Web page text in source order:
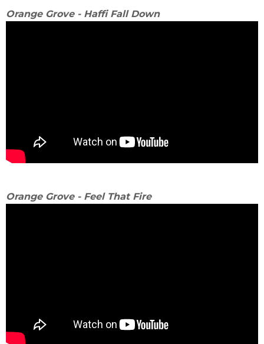
Orange Grove - Haffi Fall Down
Orange Grove - Feel That Fire